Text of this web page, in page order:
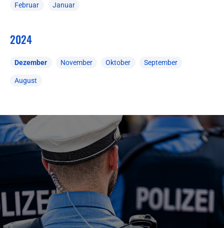
Februar Januar
2024
Dezember November Oktober September
August